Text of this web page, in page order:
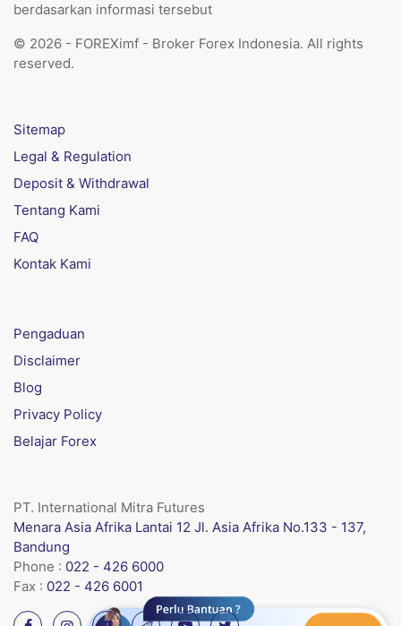
berdasarkan informasi tersebut
© 2026 - FOREXimf - Broker Forex Indonesia. All rights
reserved.
Sitemap
Legal & Regulation
Deposit & Withdrawal
Tentang Kami
FAQ
Kontak Kami
Pengaduan
Disclaimer
Blog
Privacy Policy
Belajar Forex
PT. International Mitra Futures
Menara Asia Afrika Lantai 12 Jl. Asia Afrika No.133 - 137,
Bandung
Phone : 022 - 426 6000
Fax : 022 - 426 6001